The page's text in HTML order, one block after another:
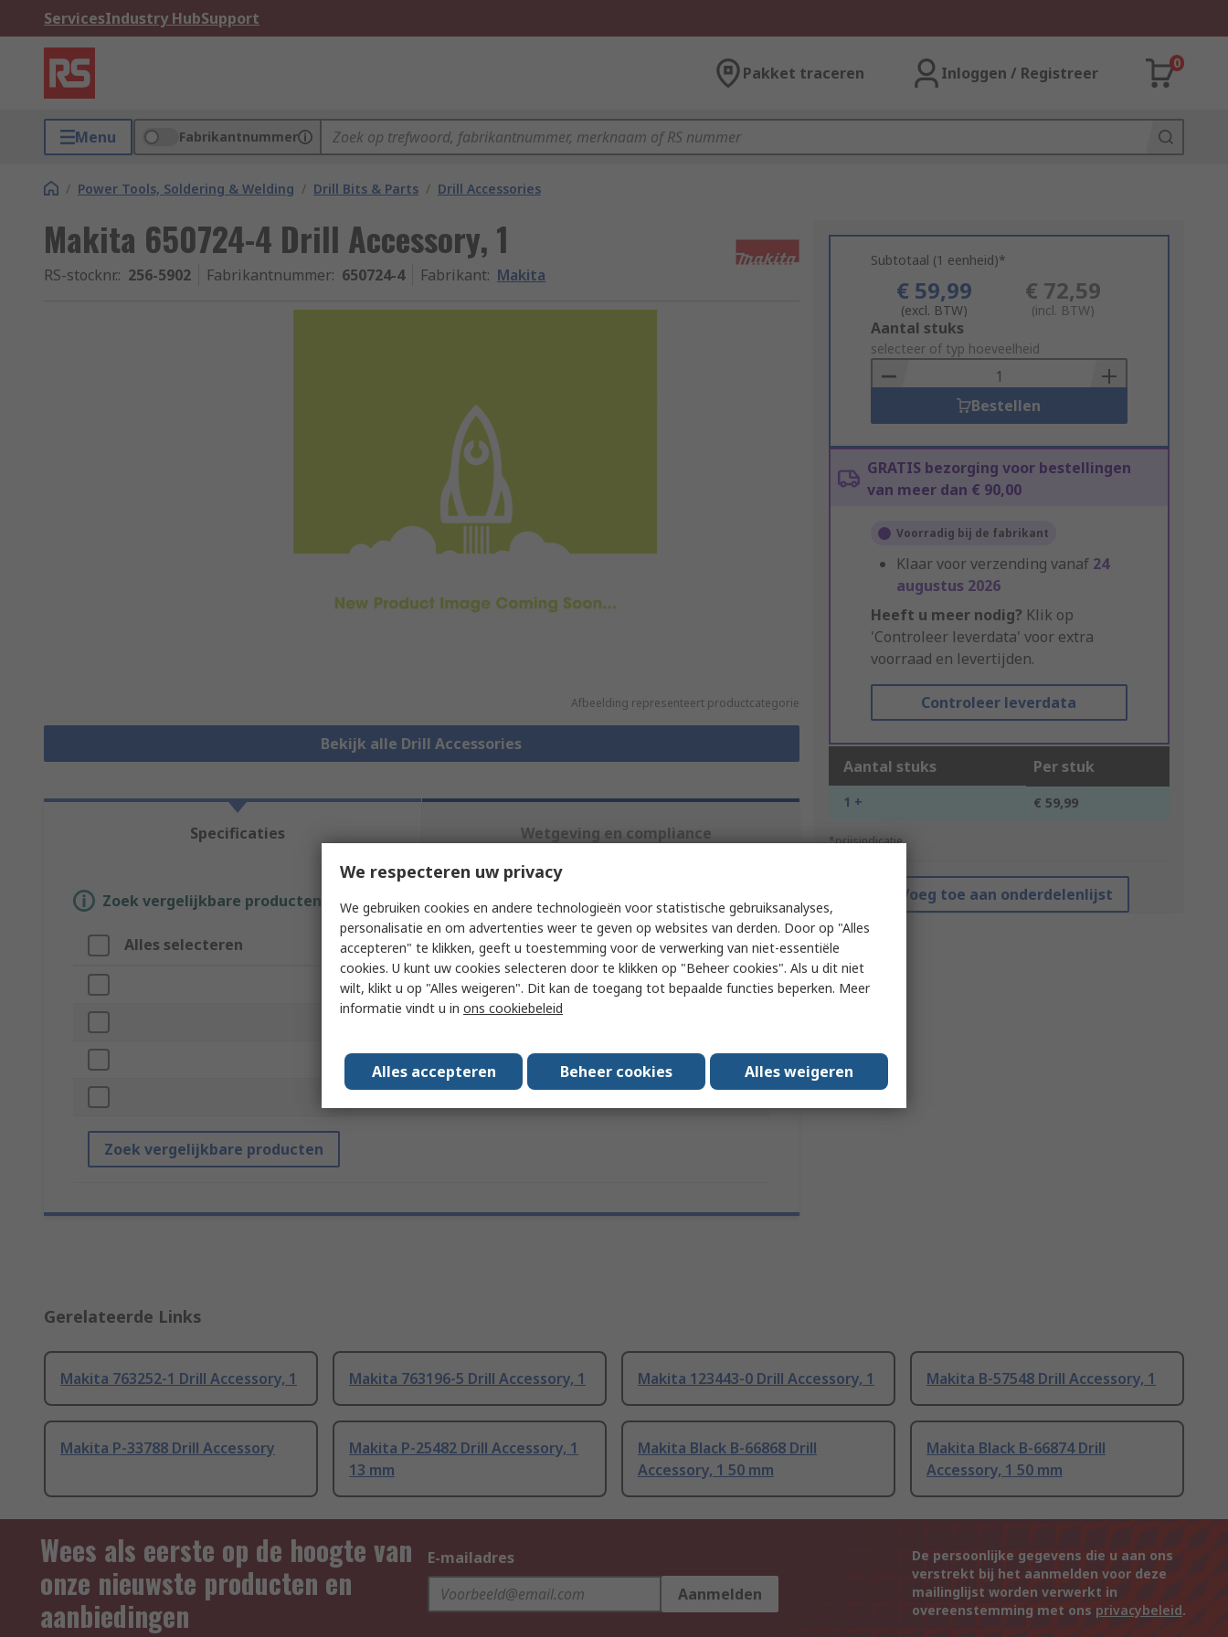
ServicesIndustry HubSupport
Pakket traceren Inloggen / Registreer
0
Menu Fabrikantnummer
/ Power Tools, Soldering & Welding / Drill Bits & Parts / Drill Accessories
Makita 650724-4 Drill Accessory, 1
RS-stocknr.: 256-5902 Fabrikantnummer: 650724-4 Fabrikant: Makita
Afbeelding representeert productcategorie
Bekijk alle Drill Accessories
Subtotaal (1 eenheid)*
€ 59,99
(excl. BTW)
€ 72,59
(incl. BTW)
Add
to
Basket
Aantal stuks
selecteer of typ hoeveelheid
Bestellen
GRATIS bezorging voor bestellingen
van meer dan € 90,00
Voorradig bij de fabrikant
Klaar voor verzending vanaf 24
augustus 2026
Heeft u meer nodig? Klik op
'Controleer leverdata' voor extra
voorraad en levertijden.
Controleer leverdata
Aantal stuks Per stuk
1 + € 59,99
*prijsindicatie
Voeg toe aan onderdelenlijst
Specificaties Wetgeving en compliance
Zoek vergelijkbare producten door een of meer kenmerken te selecteren.
Alles selecteren Attribuut Waarde
Merk Makita
Zoek vergelijkbare producten
Gerelateerde Links
Makita 763252-1 Drill Accessory, 1 Makita 763196-5 Drill Accessory, 1 Makita 123443-0 Drill Accessory, 1 Makita B-57548 Drill Accessory, 1
Makita P-33788 Drill Accessory
Makita P-25482 Drill Accessory, 1
13 mm
Makita Black B-66868 Drill
Accessory, 1 50 mm
Makita Black B-66874 Drill
Accessory, 1 50 mm
Wees als eerste op de hoogte van
onze nieuwste producten en
aanbiedingen
E-mailadres
Aanmelden
De persoonlijke gegevens die u aan ons
verstrekt bij het aanmelden voor deze
mailinglijst worden verwerkt in
overeenstemming met ons privacybeleid.
We respecteren uw privacy
We gebruiken cookies en andere technologieën voor statistische gebruiksanalyses,
personalisatie en om advertenties weer te geven op websites van derden. Door op "Alles
accepteren" te klikken, geeft u toestemming voor de verwerking van niet-essentiële
cookies. U kunt uw cookies selecteren door te klikken op "Beheer cookies". Als u dit niet
wilt, klikt u op "Alles weigeren". Dit kan de toegang tot bepaalde functies beperken. Meer
informatie vindt u in ons cookiebeleid
Alles accepteren Beheer cookies Alles weigeren